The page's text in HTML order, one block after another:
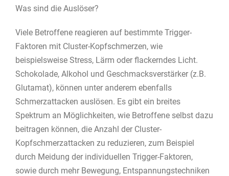
Was sind die Auslöser?
Viele Betroffene reagieren auf bestimmte Trigger-
Faktoren mit Cluster-Kopfschmerzen, wie
beispielsweise Stress, Lärm oder flackerndes Licht.
Schokolade, Alkohol und Geschmacksverstärker (z.B.
Glutamat), können unter anderem ebenfalls
Schmerzattacken auslösen. Es gibt ein breites
Spektrum an Möglichkeiten, wie Betroffene selbst dazu
beitragen können, die Anzahl der Cluster-
Kopfschmerzattacken zu reduzieren, zum Beispiel
durch Meidung der individuellen Trigger-Faktoren,
sowie durch mehr Bewegung, Entspannungstechniken